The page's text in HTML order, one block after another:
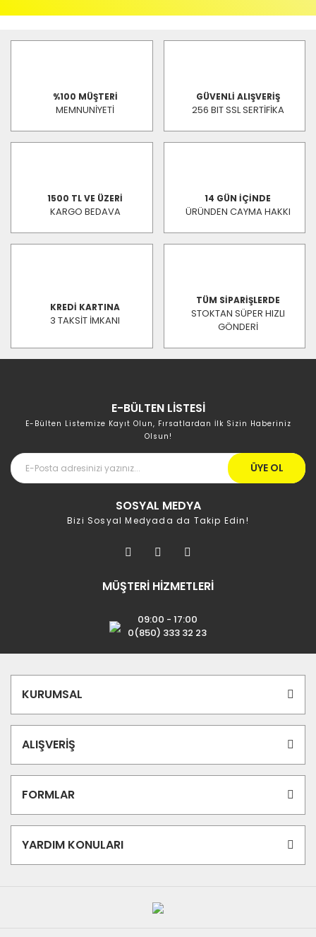
%100 MÜŞTERİ
MEMNUNİYETİ
GÜVENLİ ALIŞVERİŞ
256 BIT SSL SERTİFİKA
1500 TL VE ÜZERİ
KARGO BEDAVA
14 GÜN İÇİNDE
ÜRÜNDEN CAYMA HAKKI
KREDİ KARTINA
3 TAKSİT İMKANI
TÜM SİPARİŞLERDE
STOKTAN SÜPER HIZLI
GÖNDERİ
E-BÜLTEN LİSTESİ
E-Bülten Listemize Kayıt Olun, Fırsatlardan İlk Sizin Haberiniz
Olsun!
ÜYE OL
SOSYAL MEDYA
Bizi Sosyal Medyada da Takip Edin!
MÜŞTERİ HİZMETLERİ
09:00 - 17:00
0(850) 333 32 23
KURUMSAL
ALIŞVERİŞ
FORMLAR
YARDIM KONULARI